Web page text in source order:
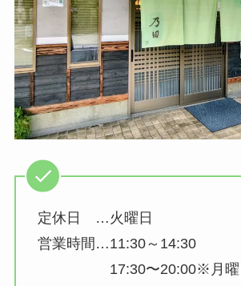
定休日 …火曜日
営業時間…11:30～14:30
17:30〜20:00※月曜日